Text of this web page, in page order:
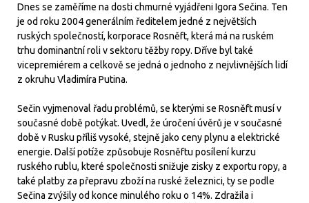
Dnes se zaměříme na dosti chmurné vyjádřeni Igora Sečina. Ten
je od roku 2004 generálním ředitelem jedné z největších
ruských společností, korporace Rosněft, která má na ruském
trhu dominantní roli v sektoru těžby ropy. Dříve byl také
vicepremiérem a celkově se jedná o jednoho z nejvlivnějších lidí
z okruhu Vladimíra Putina.
Sečin vyjmenoval řadu problémů, se kterými se Rosněft musí v
současné době potýkat. Uvedl, že úročení úvěrů je v současné
době v Rusku příliš vysoké, stejně jako ceny plynu a elektrické
energie. Další potíže způsobuje Rosněftu posílení kurzu
ruského rublu, které společnosti snižuje zisky z exportu ropy, a
také platby za přepravu zboží na ruské železnici, ty se podle
Sečina zvýšily od konce minulého roku o 14%. Zdražila i